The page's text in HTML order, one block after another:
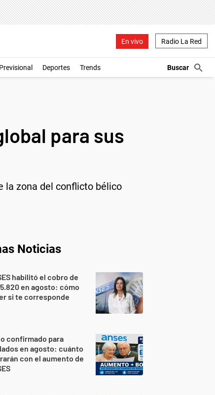
En vivo Radio La Red
Previsional Deportes Trends
para sus
la zona del conflicto bélico
Noticias
habilitó el cobro de
en agosto: cómo
si te corresponde
confirmado para
en agosto: cuánto
con el aumento de